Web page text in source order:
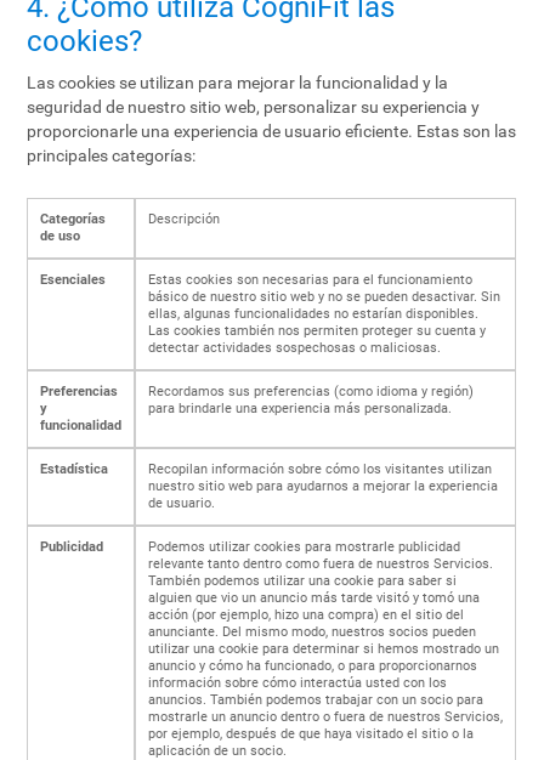
4. ¿Cómo utiliza CogniFit las
cookies?
Las cookies se utilizan para mejorar la funcionalidad y la
seguridad de nuestro sitio web, personalizar su experiencia y
proporcionarle una experiencia de usuario eficiente. Estas son las
principales categorías:
Categorías
de uso
Descripción
Esenciales
Estas cookies son necesarias para el funcionamiento
básico de nuestro sitio web y no se pueden desactivar. Sin
ellas, algunas funcionalidades no estarían disponibles.
Las cookies también nos permiten proteger su cuenta y
detectar actividades sospechosas o maliciosas.
Preferencias
y
funcionalidad
Recordamos sus preferencias (como idioma y región)
para brindarle una experiencia más personalizada.
Estadística
Recopilan información sobre cómo los visitantes utilizan
nuestro sitio web para ayudarnos a mejorar la experiencia
de usuario.
Publicidad
Podemos utilizar cookies para mostrarle publicidad
relevante tanto dentro como fuera de nuestros Servicios.
También podemos utilizar una cookie para saber si
alguien que vio un anuncio más tarde visitó y tomó una
acción (por ejemplo, hizo una compra) en el sitio del
anunciante. Del mismo modo, nuestros socios pueden
utilizar una cookie para determinar si hemos mostrado un
anuncio y cómo ha funcionado, o para proporcionarnos
información sobre cómo interactúa usted con los
anuncios. También podemos trabajar con un socio para
mostrarle un anuncio dentro o fuera de nuestros Servicios,
por ejemplo, después de que haya visitado el sitio o la
aplicación de un socio.